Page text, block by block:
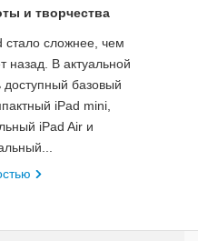
и творчества
стало сложнее, чем
назад. В актуальной
доступный базовый
iPad mini,
iPad Air и